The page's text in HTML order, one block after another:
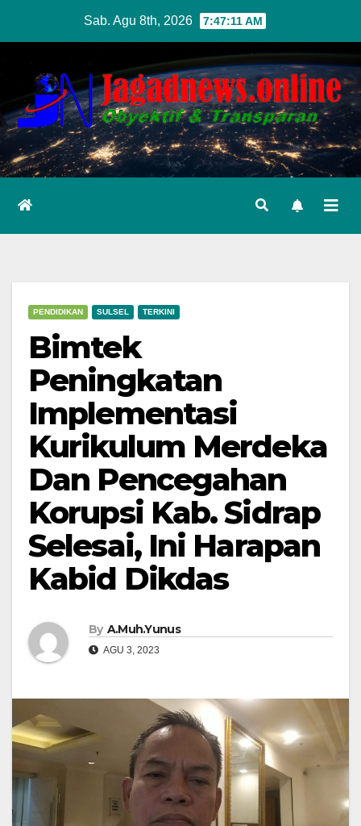
content
Sab. Agu 8th, 2026 7:47:13 AM
PENDIDIKAN SULSEL TERKINI
Bimtek
Peningkatan
Implementasi
Kurikulum Merdeka
Dan Pencegahan
Korupsi Kab. Sidrap
Selesai, Ini Harapan
Kabid Dikdas
By A.Muh.Yunus
AGU 3, 2023